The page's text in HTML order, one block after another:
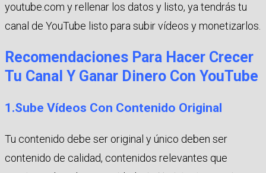
youtube.com y rellenar los datos y listo, ya tendrás tu
canal de YouTube listo para subir vídeos y monetizarlos.
Recomendaciones Para Hacer Crecer
Tu Canal Y Ganar Dinero Con YouTube
1.Sube Vídeos Con Contenido Original
Tu contenido debe ser original y único deben ser
contenido de calidad, contenidos relevantes que